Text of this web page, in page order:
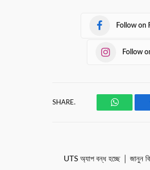
Follow on
Follow
SHARE.
UTS অ্যাপ বন্ধ হচ্ছে │ জানুন